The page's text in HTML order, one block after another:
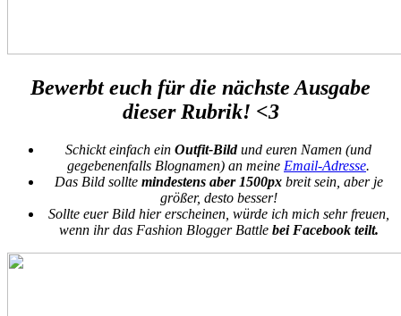
Bewerbt euch für die nächste Ausgabe
dieser Rubrik! <3
Schickt einfach ein Outfit-Bildund euren Namen (und
gegebenenfalls Blognamen) an meine Email-Adresse.
Das Bild sollte mindestens aber 1500pxbreit sein, aber je
größer, desto besser!
Sollte euer Bild hier erscheinen, würde ich mich sehr freuen,
wenn ihr das Fashion Blogger Battle bei Facebook teilt.